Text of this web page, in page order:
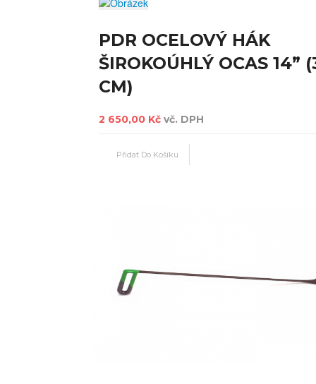
PDR OCELOVÝ HÁK
ŠIROKOÚHLÝ OCAS 14”
CM)
2 650,00 Kč vč. DPH